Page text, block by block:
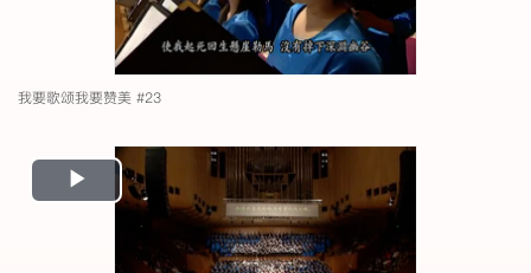
我要歌颂我要赞美 #23
Play
Video